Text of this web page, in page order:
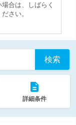
合は、しばらく
さい。
検索
詳細条件